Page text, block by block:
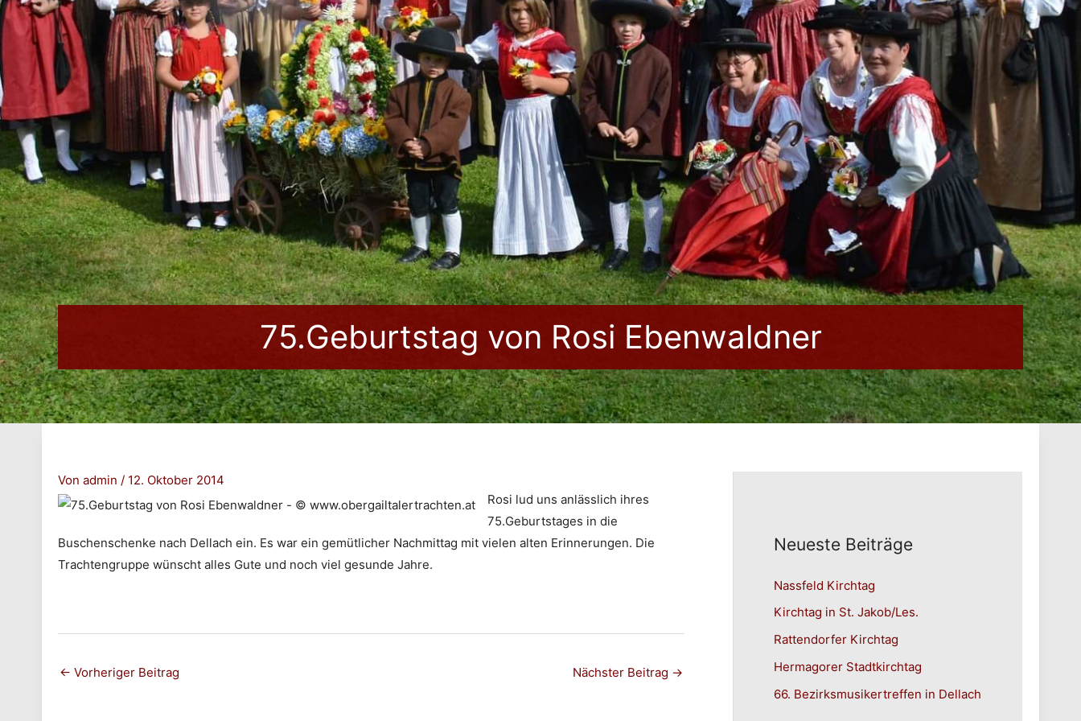
75.Geburtstag von Rosi Ebenwaldner
Von admin / 12. Oktober 2014
Rosi lud uns anlässlich ihres
75.Geburtstages in die
Buschenschenke nach Dellach ein. Es war ein gemütlicher Nachmittag mit vielen alten Erinnerungen. Die
Trachtengruppe wünscht alles Gute und noch viel gesunde Jahre.
Post
← Vorheriger Beitrag Nächster Beitrag →
Neueste Beiträge
Nassfeld Kirchtag
Kirchtag in St. Jakob/Les.
Rattendorfer Kirchtag
Hermagorer Stadtkirchtag
66. Bezirksmusikertreffen in Dellach